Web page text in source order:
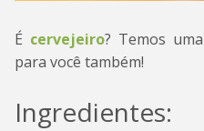
É cervejeiro? Temos
para você também!
Ingredientes: